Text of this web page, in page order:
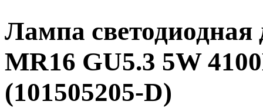
Лампа
MR16 GU5.3 5W
(101505205-D)